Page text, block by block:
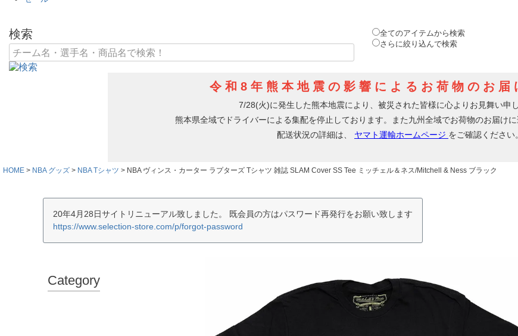
検索
全てのアイテムから検索
さらに絞り込んで検索
HOME NBA グッズ NBA Tシャツ NBA ヴィンス・カーター ラプターズ Tシャツ 雑誌 SLAM Cover SS Tee ミッチェル＆ネス/Mitchell & Ness ブラック
20年4月28日サイトリニューアル致しました。 既会員の方はパスワード再発行をお願い致します
https://www.selection-store.com/p/forgot-password
Category